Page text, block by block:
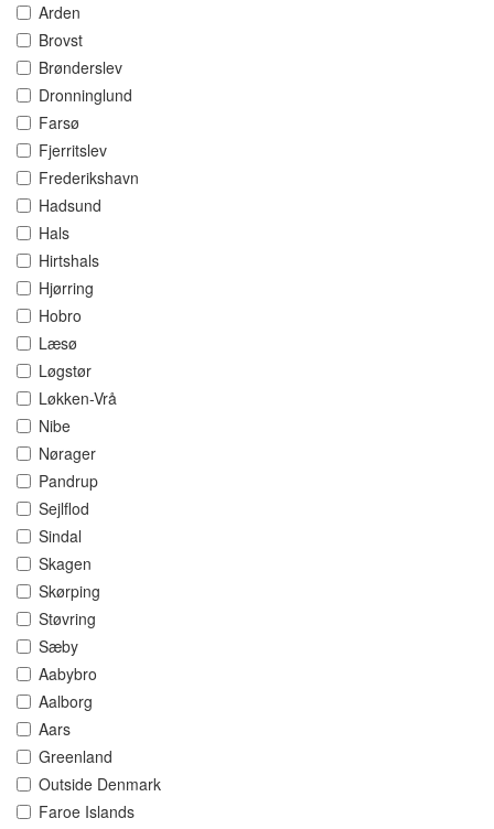
Arden
Brovst
Brønderslev
Dronninglund
Farsø
Fjerritslev
Frederikshavn
Hadsund
Hals
Hirtshals
Hjørring
Hobro
Læsø
Løgstør
Løkken-Vrå
Nibe
Nørager
Pandrup
Sejlflod
Sindal
Skagen
Skørping
Støvring
Sæby
Aabybro
Aalborg
Aars
Greenland
Outside Denmark
Faroe Islands